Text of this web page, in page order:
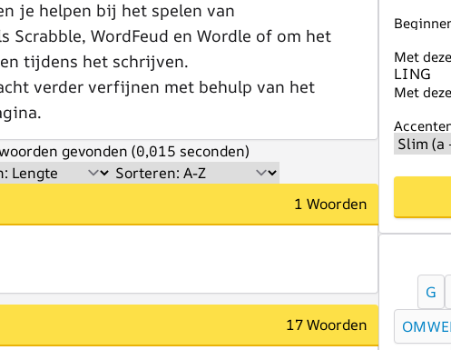
je helpen bij het spelen van
Scrabble, WordFeud en Wordle of om het
tijdens het schrijven.
verder verfijnen met behulp van het
gevonden (0,015 seconden)
1 Woorden
17 Woorden
Met
Met
G